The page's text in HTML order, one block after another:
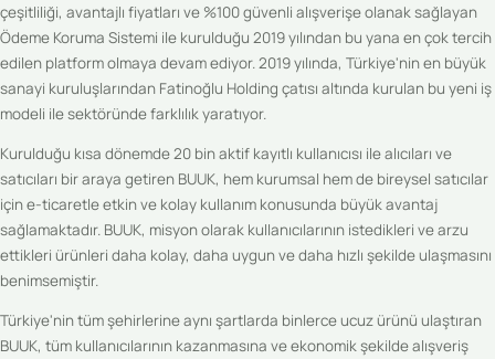
çeşitliliği, avantajlı fiyatları ve %100 güvenli alışverişe olanak sağlayan
Ödeme Koruma Sistemi ile kurulduğu 2019 yılından bu yana en çok tercih
edilen platform olmaya devam ediyor. 2019 yılında, Türkiye'nin en büyük
sanayi kuruluşlarından Fatinoğlu Holding çatısı altında kurulan bu yeni iş
modeli ile sektöründe farklılık yaratıyor.
Kurulduğu kısa dönemde 20 bin aktif kayıtlı kullanıcısı ile alıcıları ve
satıcıları bir araya getiren BUUK, hem kurumsal hem de bireysel satıcılar
için e-ticaretle etkin ve kolay kullanım konusunda büyük avantaj
sağlamaktadır. BUUK, misyon olarak kullanıcılarının istedikleri ve arzu
ettikleri ürünleri daha kolay, daha uygun ve daha hızlı şekilde ulaşmasını
benimsemiştir.
Türkiye'nin tüm şehirlerine aynı şartlarda binlerce ucuz ürünü ulaştıran
BUUK, tüm kullanıcılarının kazanmasına ve ekonomik şekilde alışveriş